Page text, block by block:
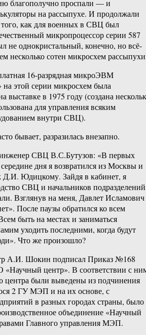
благополучно проспали — и
на рассыпухе. И продолжали
того, как для военных в СВЦ был
микропроцессор серии 587
однокристальный, конечно, но всё-
несколько сотен микросхем
16-разрядная микроЭВМ
этой серии микросхем была
выставке в 1975 году (создана
для управления всяким
внутри СВЦ).
бывает, разразилась внезапно.
СВЦ В.С.Бутузов: «В первых
дня я возвратился из Москвы и
Д.И. Юдицкому. Зайдя в кабинет, я
СВЦ и начальников
Взглянув на меня, Давлет Исламович
После паузы обратился ко всем
быть на местах и заниматься
уходить последними, когда будут
Что же произошло?
А.И. Шокин подписал Приказ №168
центр». В соответствии с
центра были выведены из подчинения
2 ГУ МЭП и на их основе, с
в разных городах страны, было
объединение «Научный
Главного управления МЭП.